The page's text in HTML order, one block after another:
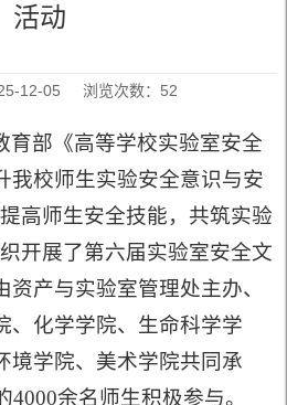
活动
12-05 浏览次数： 52
育部《高等学校实验室安全
我校师生实验安全意识与安
高师生安全技能，共筑实验
开展了第六届实验室安全文
产与实验室管理处主办、
、化学学院、生命科学学
境学院、美术学院共同承
余名师生积极参与。